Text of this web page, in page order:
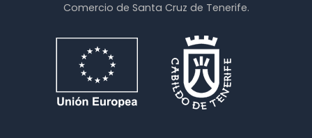
Comercio de Santa Cruz de Tenerife.